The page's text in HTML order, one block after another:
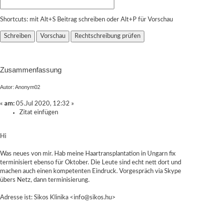
Shortcuts: mit Alt+S Beitrag schreiben oder Alt+P für Vorschau
Zusammenfassung
Autor: Anonym02
« am: 05.Jul 2020, 12:32 »
Zitat einfügen
Hi
Was neues von mir. Hab meine Haartransplantation in Ungarn fix
terminisiert ebenso für Oktober. Die Leute sind echt nett dort und
machen auch einen kompetenten Eindruck. Vorgespräch via Skype
übers Netz, dann terminisierung.
Adresse ist: Sikos Klinika <info@sikos.hu>